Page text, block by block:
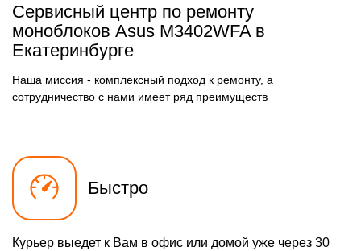
Сервисный центр по ремонту
моноблоков Asus M3402WFA в
Екатеринбурге
Наша миссия - комплексный подход к ремонту, а
сотрудничество с нами имеет ряд преимуществ
Быстро
Курьер выедет к Вам в офис или домой уже через 30